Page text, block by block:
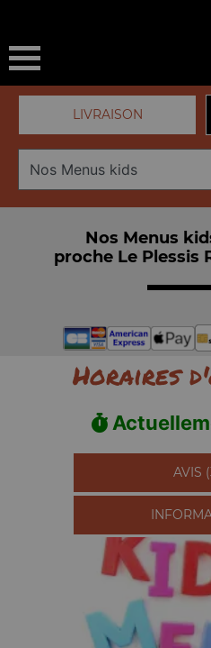
LIVRAISON
Nos Menus
proche Le Plessis
Horaires
AVIS